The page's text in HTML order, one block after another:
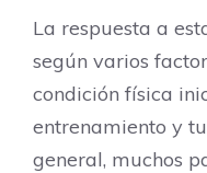
La respuesta a
según varios
condición física
entrenamiento y
general, muchos